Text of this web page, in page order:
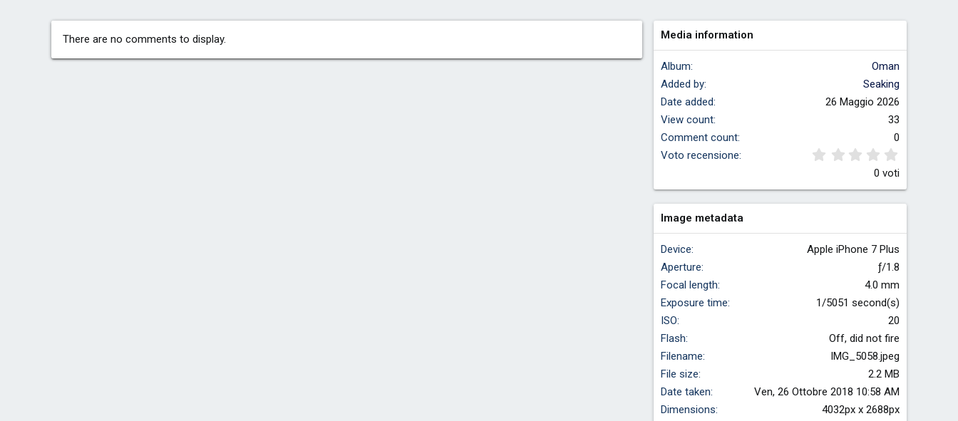
There are no comments to display. Media information
Album
Oman
Added by
Seaking
Date added
26 Maggio 2026
View count
33
Comment count
0
Voto recensione
0 voti
Image metadata
Device
Apple iPhone 7 Plus
Aperture
ƒ/1.8
Focal length
4.0 mm
Exposure time
1/5051 second(s)
ISO
20
Flash
Off, did not fire
Filename
IMG_5058.jpeg
File size
2.2 MB
Date taken
Ven, 26 Ottobre 2018 10:58 AM
Dimensions
4032px x 2688px